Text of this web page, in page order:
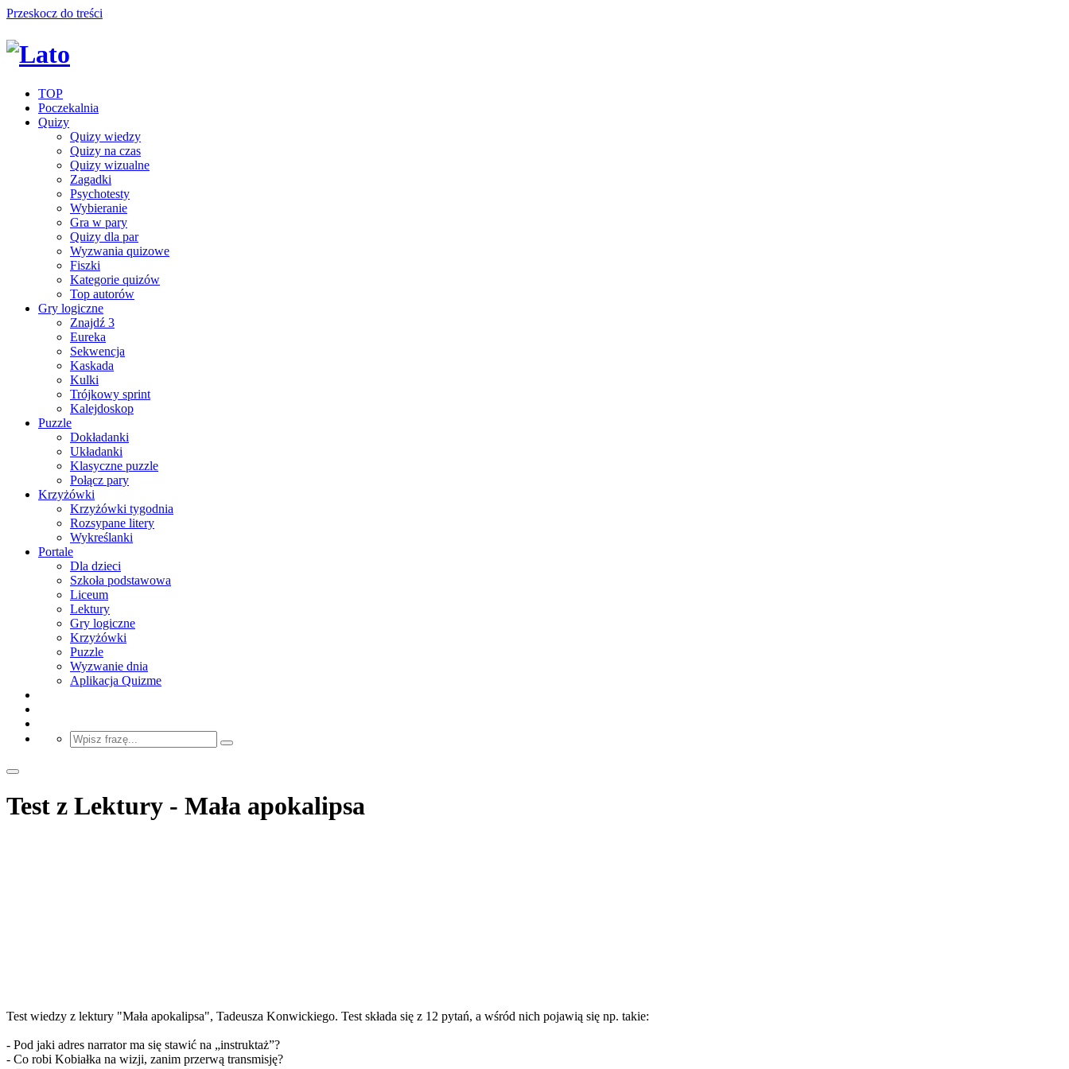
Przeskocz do treści
TOP
Poczekalnia
Quizy
Quizy wiedzy
Quizy na czas
Quizy wizualne
Zagadki
Psychotesty
Wybieranie
Gra w pary
Quizy dla par
Wyzwania quizowe
Fiszki
Kategorie quizów
Top autorów
Gry logiczne
Znajdź 3
Eureka
Sekwencja
Kaskada
Kulki
Trójkowy sprint
Kalejdoskop
Puzzle
Dokładanki
Układanki
Klasyczne puzzle
Połącz pary
Krzyżówki
Krzyżówki tygodnia
Rozsypane litery
Wykreślanki
Portale
Dla dzieci
Szkoła podstawowa
Liceum
Lektury
Gry logiczne
Krzyżówki
Puzzle
Wyzwanie dnia
Aplikacja Quizme
Test z Lektury - Mała apokalipsa
Test wiedzy z lektury "Mała apokalipsa", Tadeusza Konwickiego. Test składa się z 12 pytań, a wśród nich pojawią się np. takie:
- Pod jaki adres narrator ma się stawić na „instruktaż”?
- Co robi Kobiałka na wizji, zanim przerwą transmisję?